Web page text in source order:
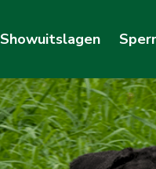
Showuitslagen